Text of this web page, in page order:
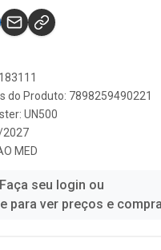
do Produto: 7898259490221
UN500
2027
MED
Faça seu login ou
para ver preços e